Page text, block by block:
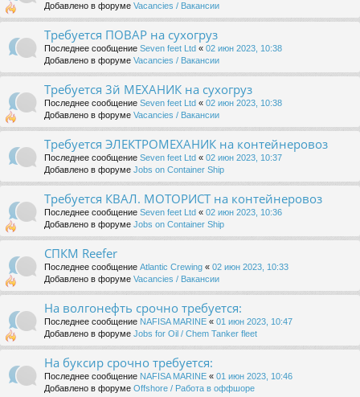
Добавлено в форуме Vacancies / Вакансии
Требуется ПОВАР на сухогруз
Последнее сообщение Seven feet Ltd « 02 июн 2023, 10:38
Добавлено в форуме Vacancies / Вакансии
Требуется 3й МЕХАНИК на сухогруз
Последнее сообщение Seven feet Ltd « 02 июн 2023, 10:38
Добавлено в форуме Vacancies / Вакансии
Требуется ЭЛЕКТРОМЕХАНИК на контейнеровоз
Последнее сообщение Seven feet Ltd « 02 июн 2023, 10:37
Добавлено в форуме Jobs on Container Ship
Требуется КВАЛ. МОТОРИСТ на контейнеровоз
Последнее сообщение Seven feet Ltd « 02 июн 2023, 10:36
Добавлено в форуме Jobs on Container Ship
СПКМ Reefer
Последнее сообщение Atlantic Crewing « 02 июн 2023, 10:33
Добавлено в форуме Vacancies / Вакансии
На волгонефть срочно требуется:
Последнее сообщение NAFISA MARINE « 01 июн 2023, 10:47
Добавлено в форуме Jobs for Oil / Chem Tanker fleet
На буксир срочно требуется:
Последнее сообщение NAFISA MARINE « 01 июн 2023, 10:46
Добавлено в форуме Offshore / Работа в оффшоре